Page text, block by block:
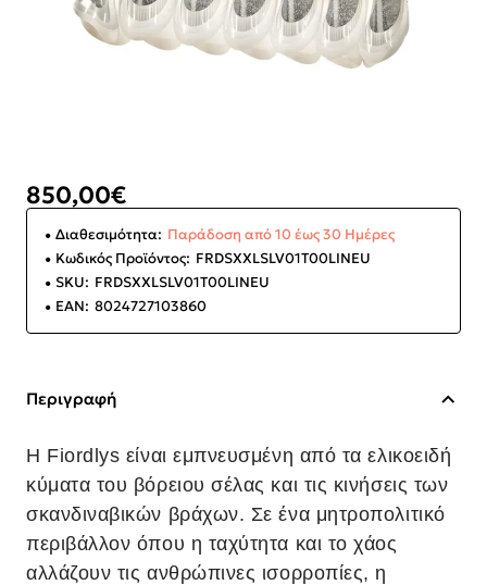
850,00€
Διαθεσιμότητα: Παράδοση από 10 έως 30 Ημέρες
Κωδικός Προϊόντος: FRDSXXLSLV01T00LINEU
SKU: FRDSXXLSLV01T00LINEU
EAN: 8024727103860
Περιγραφή
Η Fiordlys είναι εμπνευσμένη από τα ελικοειδή
κύματα του βόρειου σέλας και τις κινήσεις των
σκανδιναβικών βράχων. Σε ένα μητροπολιτικό
περιβάλλον όπου η ταχύτητα και το χάος
αλλάζουν τις ανθρώπινες ισορροπίες, η